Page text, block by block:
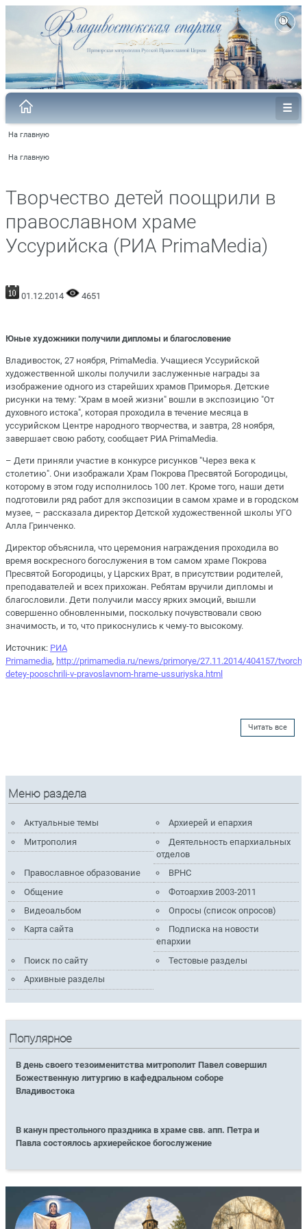
На главную
На главную
Творчество детей поощрили в
православном храме
Уссурийска (РИА PrimaMedia)
01.12.2014 4651
Юные художники получили дипломы и благословение
Владивосток, 27 ноября, PrimaMedia. Учащиеся Уссурийской
художественной школы получили заслуженные награды за
изображение одного из старейших храмов Приморья. Детские
рисунки на тему: "Храм в моей жизни" вошли в экспозицию "От
духовного истока", которая проходила в течение месяца в
уссурийском Центре народного творчества, и завтра, 28 ноября,
завершает свою работу, сообщает РИА PrimaMedia.
– Дети приняли участие в конкурсе рисунков "Через века к
столетию". Они изображали Храм Покрова Пресвятой Богородицы,
которому в этом году исполнилось 100 лет. Кроме того, наши дети
подготовили ряд работ для экспозиции в самом храме и в городском
музее, – рассказала директор Детской художественной школы УГО
Алла Гринченко.
Директор объяснила, что церемония награждения проходила во
время воскресного богослужения в том самом храме Покрова
Пресвятой Богородицы, у Царских Врат, в присутствии родителей,
преподавателей и всех прихожан. Ребятам вручили дипломы и
благословили. Дети получили массу ярких эмоций, вышли
совершенно обновленными, поскольку почувствовали свою
значимость, и то, что прикоснулись к чему-то высокому.
Источник: РИА
Primamedia, http://primamedia.ru/news/primorye/27.11.2014/404157/
detey-pooschrili-v-pravoslavnom-hrame-ussuriyska.html
Читать все
Меню раздела
Актуальные темы
Архиерей и епархия
Митрополия
Деятельность епархиальных
отделов
Православное образование
ВРНС
Общение
Фотоархив 2003-2011
Видеоальбом
Опросы (список опросов)
Карта сайта
Подписка на новости
епархии
Поиск по сайту
Тестовые разделы
Архивные разделы
Популярное
В день своего тезоименитства митрополит Павел совершил
Божественную литургию в кафедральном соборе
Владивостока
В канун престольного праздника в храме свв. апп. Петра и
Павла состоялось архиерейское богослужение